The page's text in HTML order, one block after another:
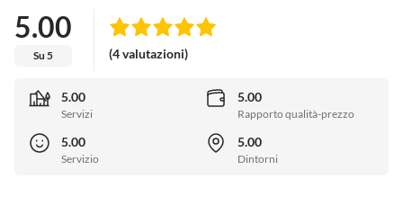
5.00
Su 5 (4 valutazioni)
5.00
Servizi
5.00
Rapporto qualità-prezzo
5.00
Servizio
5.00
Dintorni